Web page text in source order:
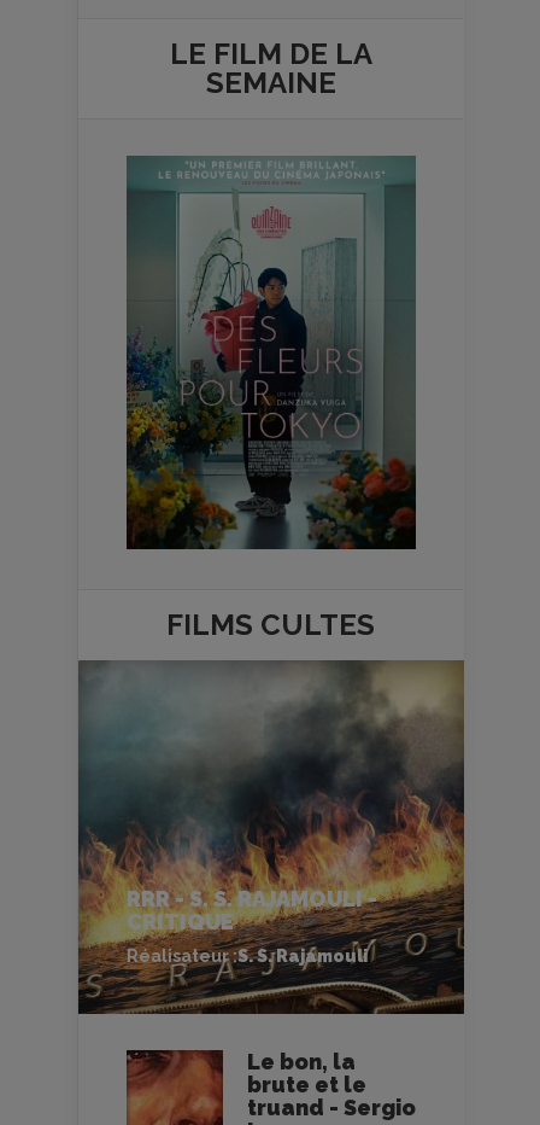
LE FILM DE LA
SEMAINE
FILMS CULTES
RRR - S. S. RAJAMOULI -
CRITIQUE
Réalisateur :S. S. Rajamouli
Le bon, la
brute et le
truand - Sergio